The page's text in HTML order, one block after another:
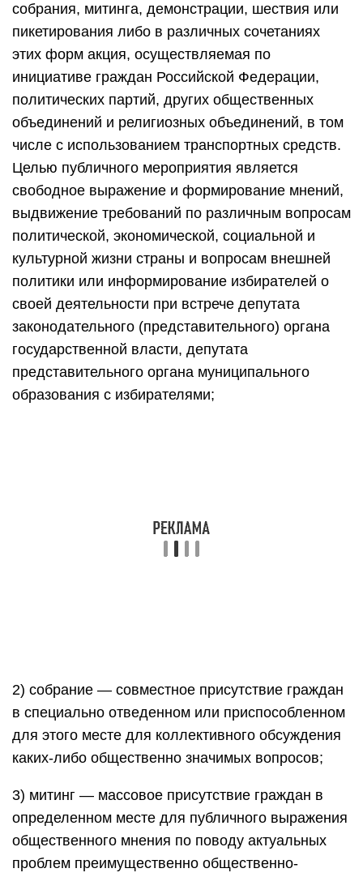
собрания, митинга, демонстрации, шествия или
пикетирования либо в различных сочетаниях
этих форм акция, осуществляемая по
инициативе граждан Российской Федерации,
политических партий, других общественных
объединений и религиозных объединений, в том
числе с использованием транспортных средств.
Целью публичного мероприятия является
свободное выражение и формирование мнений,
выдвижение требований по различным вопросам
политической, экономической, социальной и
культурной жизни страны и вопросам внешней
политики или информирование избирателей о
своей деятельности при встрече депутата
законодательного (представительного) органа
государственной власти, депутата
представительного органа муниципального
образования с избирателями;
2) собрание — совместное присутствие граждан
в специально отведенном или приспособленном
для этого месте для коллективного обсуждения
каких-либо общественно значимых вопросов;
3) митинг — массовое присутствие граждан в
определенном месте для публичного выражения
общественного мнения по поводу актуальных
проблем преимущественно общественно-